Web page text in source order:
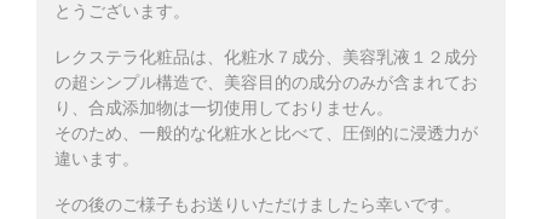
とうございます。
レクステラ化粧品は、化粧水７成分、美容乳液１２成分
の超シンプル構造で、美容目的の成分のみが含まれてお
り、合成添加物は一切使用しておりません。
そのため、一般的な化粧水と比べて、圧倒的に浸透力が
違います。
その後のご様子もお送りいただけましたら幸いです。